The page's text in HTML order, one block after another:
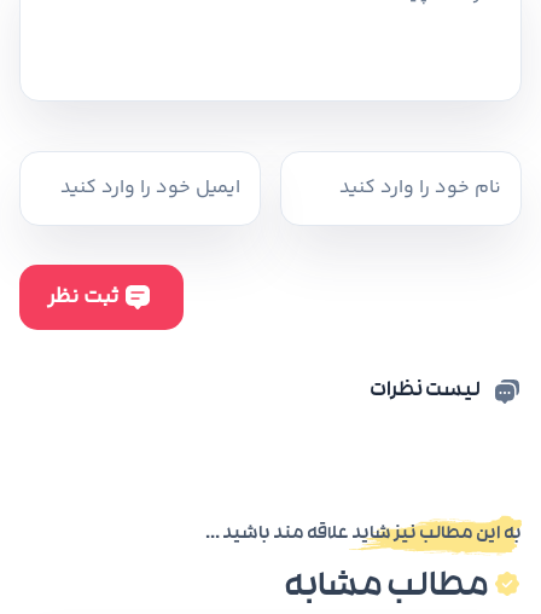
لیست نظرات
به این مطالب نیز شاید علاقه مند باشید ...
مطالب مشابه